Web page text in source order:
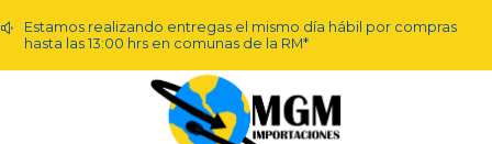
Estamos realizando entregas el mismo día hábil por compras
hasta las 13:00 hrs en comunas de la RM*